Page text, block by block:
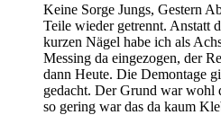
Keine Sorge Jungs, Gestern
Teile wieder getrennt. Anstatt
kurzen Nägel habe ich als
Messing da eingezogen, der
dann Heute. Die Demontage
gedacht. Der Grund war wohl
so gering war das da kaum